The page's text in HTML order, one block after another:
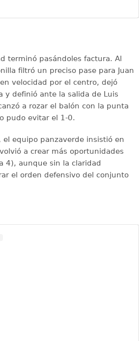
terminó pasándoles factura. Al
filtró un preciso pase para Juan
velocidad por el centro, dejó
y definió ante la salida de Luis
a rozar el balón con la punta
pudo evitar el 1-0.
el equipo panzaverde insistió en
a crear más oportunidades
4), aunque sin la claridad
el orden defensivo del conjunto